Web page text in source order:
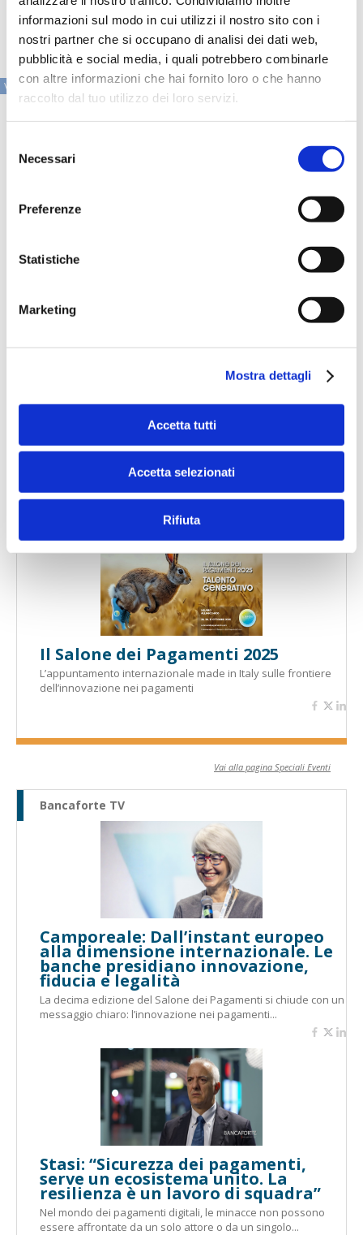
informazioni sul modo in cui utilizzi il nostro sito con i
nostri partner che si occupano di analisi dei dati web,
pubblicità e social media, i quali potrebbero combinarle
con altre informazioni che hai fornito loro o che hanno
raccolto dal tuo utilizzo dei loro servizi.
delNecessari
Preferenze
Statistiche
Marketing
Mostra dettagli
Accetta tutti
Accetta selezionati
Rifiuta
le frodi digitali e, al tempo stesso, rafforzare la fiducia
interna grazie a processi semplici, chiari e trasparenti.
VAI ALLA SEZIONE IN PRIMO PIANO
Banche per l'inclusione
Il Salone dei Pagamenti 2025
L’appuntamento internazionale made in Italy sulle frontiere
dell’innovazione nei pagamenti
Vai alla pagina Speciali Eventi
Bancaforte TV
Camporeale: Dall’instant europeo
alla dimensione internazionale. Le
banche presidiano innovazione,
fiducia e legalità
La decima edizione del Salone dei Pagamenti si chiude con un
messaggio chiaro: l’innovazione nei pagamenti...
Stasi: “Sicurezza dei pagamenti,
serve un ecosistema unito. La
resilienza è un lavoro di squadra”
Nel mondo dei pagamenti digitali, le minacce non possono
essere affrontate da un solo attore o da un singolo...